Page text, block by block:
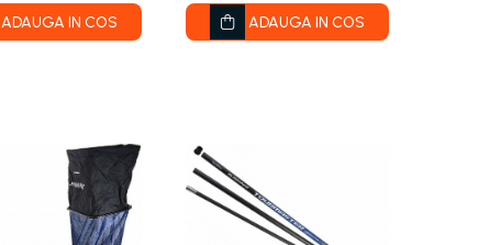
ADAUGA IN COS ADAUGA IN COS